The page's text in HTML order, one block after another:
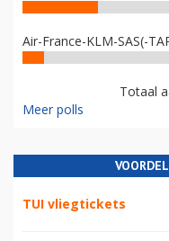
Air-France-KLM-SAS(-
Totaal
Meer polls
TUI vliegtickets